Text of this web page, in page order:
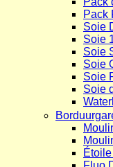
Pack
Soie
Soie
Soie
Soie
Soie
Soie